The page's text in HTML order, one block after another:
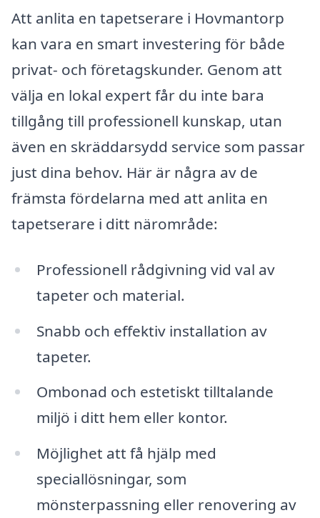
Att anlita en tapetserare i Hovmantorp
kan vara en smart investering för både
privat- och företagskunder. Genom att
välja en lokal expert får du inte bara
tillgång till professionell kunskap, utan
även en skräddarsydd service som passar
just dina behov. Här är några av de
främsta fördelarna med att anlita en
tapetserare i ditt närområde:
Professionell rådgivning vid val av
tapeter och material.
Snabb och effektiv installation av
tapeter.
Ombonad och estetiskt tilltalande
miljö i ditt hem eller kontor.
Möjlighet att få hjälp med
speciallösningar, som
mönsterpassning eller renovering av